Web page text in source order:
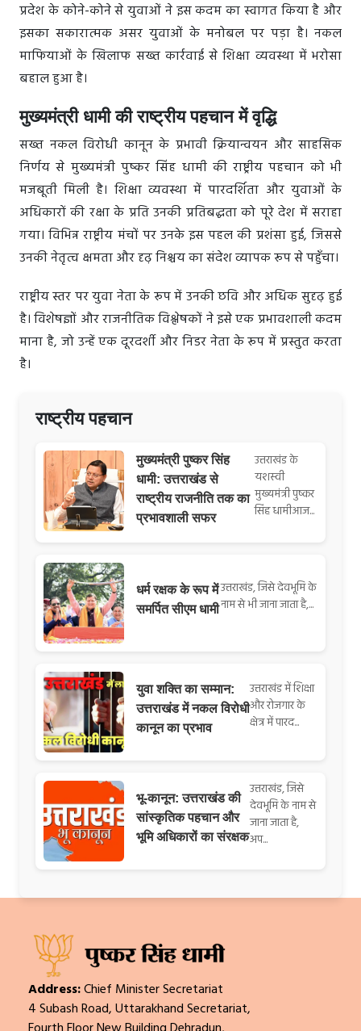
प्रदेश के कोने-कोने से युवाओं ने इस कदम का स्वागत किया है और
इसका सकारात्मक असर युवाओं के मनोबल पर पड़ा है। नकल
माफियाओं के खिलाफ सख्त कार्रवाई से शिक्षा व्यवस्था में भरोसा
बहाल हुआ है।
मुख्यमंत्री धामी की राष्ट्रीय पहचान में वृद्धि
सख्त नकल विरोधी कानून के प्रभावी क्रियान्वयन और साहसिक
निर्णय से मुख्यमंत्री पुष्कर सिंह धामी की राष्ट्रीय पहचान को भी
मजबूती मिली है। शिक्षा व्यवस्था में पारदर्शिता और युवाओं के
अधिकारों की रक्षा के प्रति उनकी प्रतिबद्धता को पूरे देश में सराहा
गया। विभिन्न राष्ट्रीय मंचों पर उनके इस पहल की प्रशंसा हुई, जिससे
उनकी नेतृत्व क्षमता और दृढ़ निश्चय का संदेश व्यापक रूप से पहुँचा।
राष्ट्रीय स्तर पर युवा नेता के रूप में उनकी छवि और अधिक सुदृढ़ हुई
है। विशेषज्ञों और राजनीतिक विश्लेषकों ने इसे एक प्रभावशाली कदम
माना है, जो उन्हें एक दूरदर्शी और निडर नेता के रूप में प्रस्तुत करता
है।
राष्ट्रीय पहचान
मुख्यमंत्री पुष्कर सिंह
धामी: उत्तराखंड से
राष्ट्रीय राजनीति तक का
प्रभावशाली सफर
उत्तराखंड के
यशस्वी
मुख्यमंत्री पुष्कर
सिंह धामीआज...
धर्म रक्षक के रूप में
समर्पित सीएम धामी
उत्तराखंड, जिसे देवभूमि के
नाम से भी जाना जाता है,...
युवा शक्ति का सम्मान:
उत्तराखंड में नकल विरोधी
कानून का प्रभाव
उत्तराखंड में शिक्षा
और रोजगार के
क्षेत्र में पारद...
भू-कानून: उत्तराखंड की
सांस्कृतिक पहचान और
भूमि अधिकारों का संरक्षक
उत्तराखंड, जिसे
देवभूमि के नाम से
जाना जाता है,
अप...
Address:Chief Minister Secretariat
4 Subash Road, Uttarakhand Secretariat,